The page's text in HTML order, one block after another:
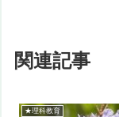
関連記事
★理科教育